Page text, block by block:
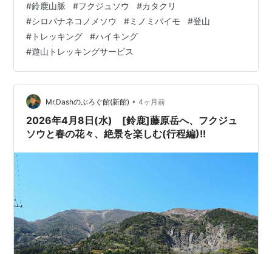
マカタバミ ■ヒロハノアマナ ■カタクリ ■ミノコバイモ
■トウゴクサバノオ ■シロバナネコノメソウ ■ユリワサ
ビ ■ヤマネコノメソウ ■フクジュソウ ■ヨゴレネコノメ
ソウ ■アズマイチゲ(蕾)？ ■オニシバリ ■ミスミソウ？
■ダンコウバイ ■ウラシマソウ ■エンゴサク ■…
#鈴鹿山脈 #フクジュソウ #カタクリ
#シロバナネコノメソウ #ミノミバイモ #登山
# トレッキング #ハイキング
#遊山トレッキングサービス
Mr.Dashのぶろぐ館(新館) • 4ヶ月前
2026年4月8日(水) [鈴鹿]藤原岳へ、フクジュ
ソウと春の花々、絶景を楽しむ(行程編)!!